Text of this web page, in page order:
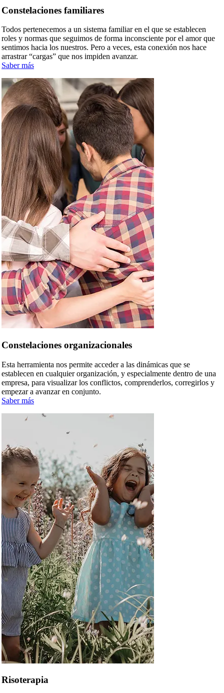
Constelaciones familiares
Todos pertenecemos a un sistema familiar en el que se establecen
roles y normas que seguimos de forma inconsciente por el amor que
sentimos hacia los nuestros. Pero a veces, esta conexión nos hace
arrastrar “cargas” que nos impiden avanzar.
Saber más
Constelaciones organizacionales
Esta herramienta nos permite acceder a las dinámicas que se
establecen en cualquier organización, y especialmente dentro de una
empresa, para visualizar los conflictos, comprenderlos, corregirlos y
empezar a avanzar en conjunto.
Saber más
Risoterapia